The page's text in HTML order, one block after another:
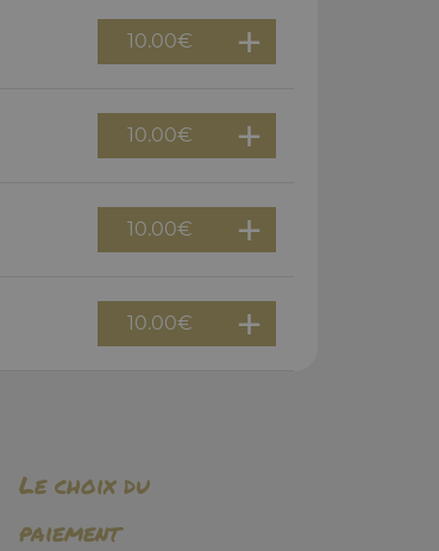
10.00€
10.00€
10.00€
10.00€
Le choix du
paiement